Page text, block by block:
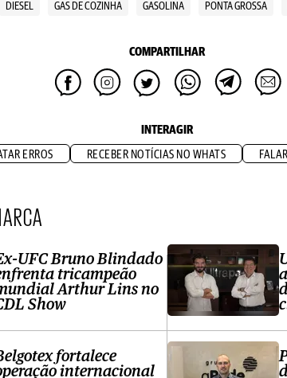
DIESEL GAS DE COZINHA GASOLINA PONTA GROSSA
COMPARTILHAR
INTERAGIR
ERROS RECEBER NOTÍCIAS NO WHATS
UFC Bruno Blindado
tricampeão
Arthur Lins no
Show
fortalece
internacional